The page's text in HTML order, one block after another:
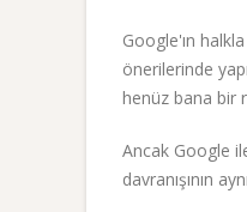
Google'ın
önerilerinde
henüz bana bir
Ancak Google
davranışının